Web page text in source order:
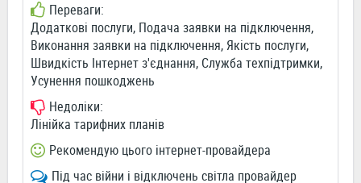
Переваги:
Додаткові послуги, Подача заявки на підключення,
Виконання заявки на підключення, Якість послуги,
Швидкість Інтернет з'єднання, Служба техпідтримки,
Усунення пошкоджень
Недоліки:
Лінійка тарифних планів
Рекомендую цього інтернет-провайдера
Під час війни і відключень світла провайдер